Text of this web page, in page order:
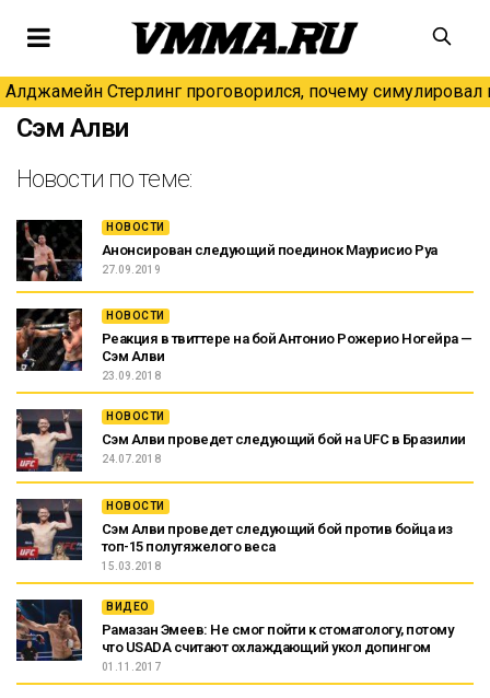
Алджамейн Стерлинг проговорился, почему симулировал
Сэм Алви
Новости по теме:
НОВОСТИ
Анонсирован следующий поединок Маурисио Руа
27.09.2019
НОВОСТИ
Реакция в твиттере на бой Антонио Рожерио Ногейра —
Сэм Алви
23.09.2018
НОВОСТИ
Сэм Алви проведет следующий бой на UFC в Бразилии
24.07.2018
НОВОСТИ
Сэм Алви проведет следующий бой против бойца из
топ-15 полутяжелого веса
15.03.2018
ВИДЕО
Рамазан Эмеев: Не смог пойти к стоматологу, потому
что USADA считают охлаждающий укол допингом
01.11.2017